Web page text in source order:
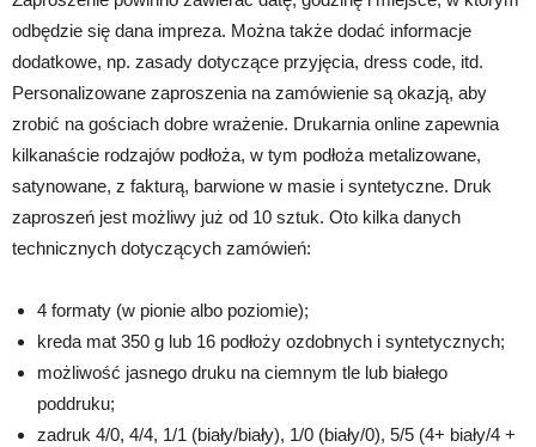
odbędzie się dana impreza. Można także dodać informacje
dodatkowe, np. zasady dotyczące przyjęcia, dress code, itd.
Personalizowane zaproszenia na zamówienie są okazją, aby
zrobić na gościach dobre wrażenie. Drukarnia online zapewnia
kilkanaście rodzajów podłoża, w tym podłoża metalizowane,
satynowane, z fakturą, barwione w masie i syntetyczne. Druk
zaproszeń jest możliwy już od 10 sztuk. Oto kilka danych
technicznych dotyczących zamówień:
4 formaty (w pionie albo poziomie);
kreda mat 350 g lub 16 podłoży ozdobnych i syntetycznych;
możliwość jasnego druku na ciemnym tle lub białego
poddruku;
zadruk 4/0, 4/4, 1/1 (biały/biały), 1/0 (biały/0), 5/5 (4+ biały/4 +